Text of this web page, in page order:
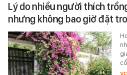
Lý do nhiều người thích
nhưng không bao giờ đặt